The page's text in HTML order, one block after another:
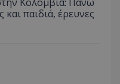
παιδιά, έρευνες